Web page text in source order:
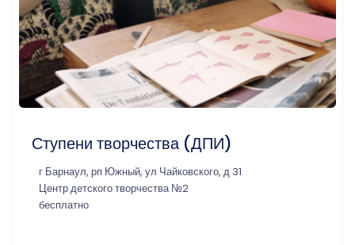
Ступени творчества (ДПИ)
г Барнаул, рп Южный, ул Чайковского, д 31
Центр детского творчества №2
бесплатно